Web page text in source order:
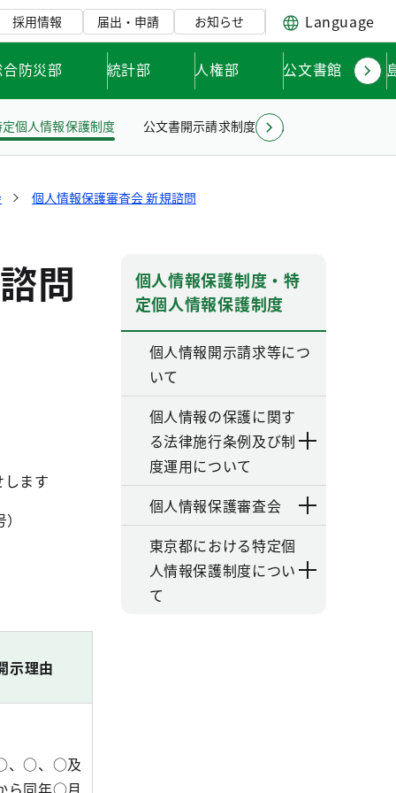
採用情報 届出・申請 お知らせ Language
防災部 統計部 人権部 公文書館
個人情報保護制度 公文書開示請求制度について
個人情報保護審査会 新規諮問
問
ます
示理由
○、○、○及
同年○月
個人情報保護制度・特
定個人情報保護制度
個人情報開示請求等につ
いて
個人情報の保護に関す
る法律施行条例及び制
度運用について
個人情報保護審査会
東京都における特定個
人情報保護制度につい
て